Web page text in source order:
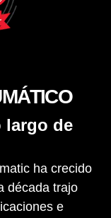
largo de
ha crecido
década trajo
e